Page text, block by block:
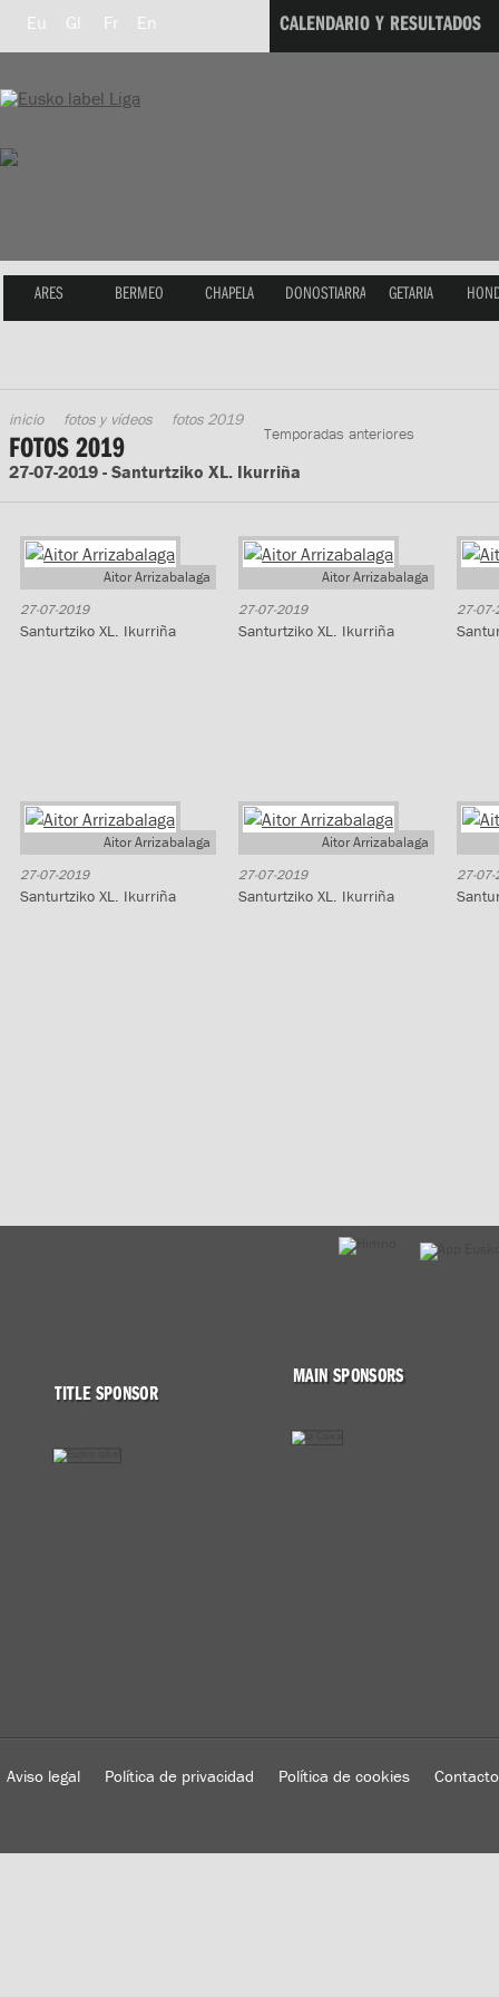
Eu Gl Fr En CALENDARIO Y RESULTADOS
ARES BERMEO CHAPELA DONOSTIARRA GETARIA
inicio fotos y vídeos fotos 2019
FOTOS 2019
27-07-2019 - Santurtziko XL. Ikurriña
Temporadas anteriores
Aitor Arrizabalaga
27-07-2019
Santurtziko XL. Ikurriña
Aitor Arrizabalaga
27-07-2019
Santurtziko XL. Ikurriña
27-07-
Aitor Arrizabalaga
27-07-2019
Santurtziko XL. Ikurriña
Aitor Arrizabalaga
27-07-2019
Santurtziko XL. Ikurriña
27-07-
TITLE SPONSOR
MAIN SPONSORS
Aviso legal Política de privacidad Política de cookies Contacto